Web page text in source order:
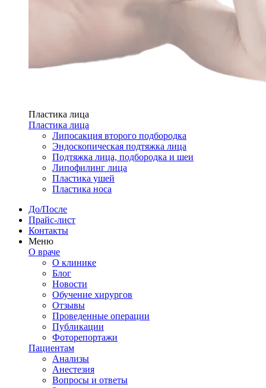
Пластика лица
Пластика лица
Липосакция второго подбородка
Эндоскопическая подтяжка лица
Подтяжка лица, подбородка и шеи
Липофилинг лица
Пластика ушей
Пластика носа
До/После
Прайс-лист
Контакты
Меню
О враче
О клинике
Блог
Новости
Обучение хирургов
Отзывы
Проведенные операции
Публикации
Фоторепортажи
Пациентам
Анализы
Анестезия
Вопросы и ответы